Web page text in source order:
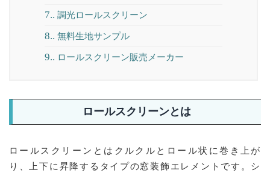
7. 調光ロールスクリーン
8. 無料生地サンプル
9. ロールスクリーン販売メーカー
ロールスクリーンとは
ロールスクリーンとはクルクルとロール状に巻き上が
り、上下に昇降するタイプの窓装飾エレメントです。シ